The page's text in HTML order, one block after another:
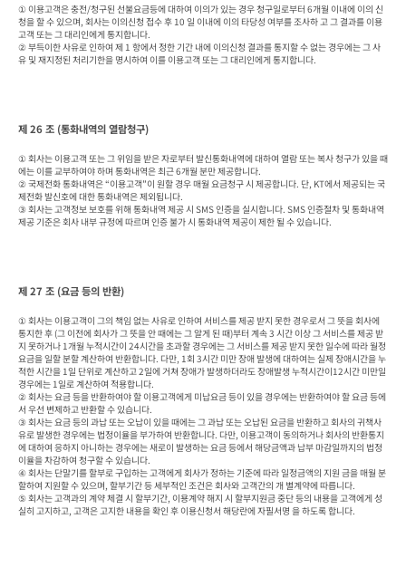
① 이용고객은 충전/청구된 선불요금등에 대하여 이의가 있는 경우 청구일로부터 6개월 이내에 이의 신
청을 할 수 있으며, 회사는 이의신청 접수 후 10 일 이내에 이의 타당성 여부를 조사하 고 그 결과를 이용
고객 또는 그 대리인에게 통지합니다.
② 부득이한 사유로 인하여 제 1 항에서 정한 기간 내에 이의신청 결과를 통지할 수 없는 경우에는 그 사
유 및 재지정된 처리기한을 명시하여 이를 이용고객 또는 그 대리인에게 통지합니다.
제 26 조 (통화내역의 열람청구)
① 회사는 이용고객 또는 그 위임을 받은 자로부터 발신통화내역에 대하여 열람 또는 복사 청구가 있을 때
에는 이를 교부하여야 하며 통화내역은 최근 6개월 분만 제공합니다.
② 국제전화 통화내역은 “이용고객”이 원할 경우 매월 요금청구 시 제공합니다. 단, KT에서 제공되는 국
제전화 발신호에 대한 통화내역은 제외됩니다.
③ 회사는 고객정보 보호를 위해 통화내역 제공 시 SMS 인증을 실시합니다. SMS 인증절차 및 통화내역
제공 기준은 회사 내부 규정에 따르며 인증 불가 시 통화내역 제공이 제한 될 수 있습니다.
제 27 조 (요금 등의 반환)
① 회사는 이용고객이 그의 책임 없는 사유로 인하여 서비스를 제공 받지 못한 경우로서 그 뜻을 회사에
통지한 후 (그 이전에 회사가 그 뜻을 안 때에는 그 알게 된 때)부터 계속 3 시간 이상 그 서비스를 제공 받
지 못하거나 1개월 누적시간이 24시간을 초과할 경우에는 그 서비스를 제공 받지 못한 일수에 따라 월정
요금을 일할 분할 계산하여 반환합니다. 다만, 1회 3시간 미만 장애 발생에 대하여는 실제 장애시간을 누
적한 시간을 1일 단위로 계산하고 2일에 거쳐 장애가 발생하더라도 장애발생 누적시간이12시간 미만일
경우에는 1일로 계산하여 적용합니다.
② 회사는 요금 등을 반환하여야 할 이용고객에게 미납요금 등이 있을 경우에는 반환하여야 할 요금 등에
서 우선 변제하고 반환할 수 있습니다.
③ 회사는 요금 등의 과납 또는 오납이 있을 때에는 그 과납 또는 오납된 요금을 반환하고 회사의 귀책사
유로 발생한 경우에는 법정이율을 부가하여 반환합니다. 다만, 이용고객이 동의하거나 회사의 반환통지
에 대하여 응하지 아니하는 경우에는 새로이 발생하는 요금 등에서 해당금액과 납부 마감일까지의 법정
이율을 차감하여 청구할 수 있습니다.
④ 회사는 단말기를 할부로 구입하는 고객에게 회사가 정하는 기준에 따라 일정금액의 지원 금을 매월 분
할하여 지원할 수 있으며, 할부기간 등 세부적인 조건은 회사와 고객간의 개 별계약에 따릅니다.
⑤ 회사는 고객과의 계약 체결 시 할부기간, 이용계약 해지 시 할부지원금 중단 등의 내용을 고객에게 성
실히 고지하고, 고객은 고지한 내용을 확인 후 이용신청서 해당란에 자필서명 을 하도록 합니다.